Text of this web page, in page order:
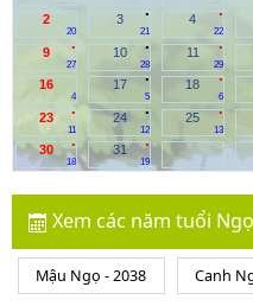
2
20
.
3
21
.
4
22
.
9
27
.
10
28
.
11
29
16
4
.
17
5
.
18
6
.
23
11
.
24
12
.
25
13
.
30
18
.
31
19
Xem các năm tuổi
Mậu Ngọ - 2038 Canh